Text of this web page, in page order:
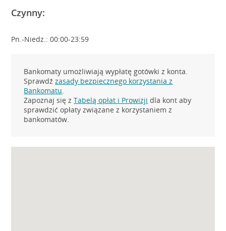
Czynny:
Pn.-Niedz.: 00:00-23:59
Bankomaty umożliwiają wypłatę gotówki z konta.
Sprawdźzasady bezpiecznego korzystania z
Bankomatu.
Zapoznaj się zTabelą opłat i Prowizji dla kont aby
sprawdzić opłaty związane z korzystaniem z
bankomatów.